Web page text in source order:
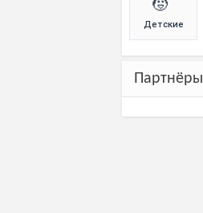
🧒
Детские
Партнёры